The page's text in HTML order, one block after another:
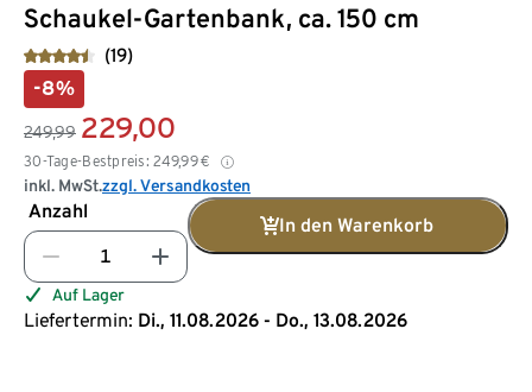
Schaukel-Gartenbank, ca. 150 cm
(19)
-8%
249,99 229,00
30-Tage-Bestpreis: 249,99€
inkl. MwSt.zzgl. Versandkosten
Anzahl
In den Warenkorb
Auf Lager
Liefertermin: Di., 11.08.2026 - Do., 13.08.2026